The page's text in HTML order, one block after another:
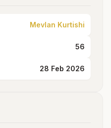
Mevlan Kurtishi
56
28 Feb 2026